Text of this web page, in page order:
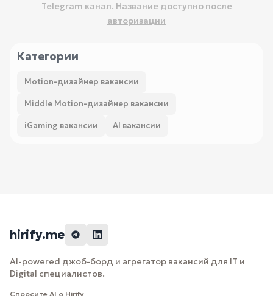
Telegram канал. Название доступно после
авторизации
Категории
Motion-дизайнер вакансии
Middle Motion-дизайнер вакансии
iGaming вакансии AI вакансии
hirify.me
AI-powered джоб-борд и агрегатор вакансий для IT и
Digital специалистов.
Спросите AI о Hirify